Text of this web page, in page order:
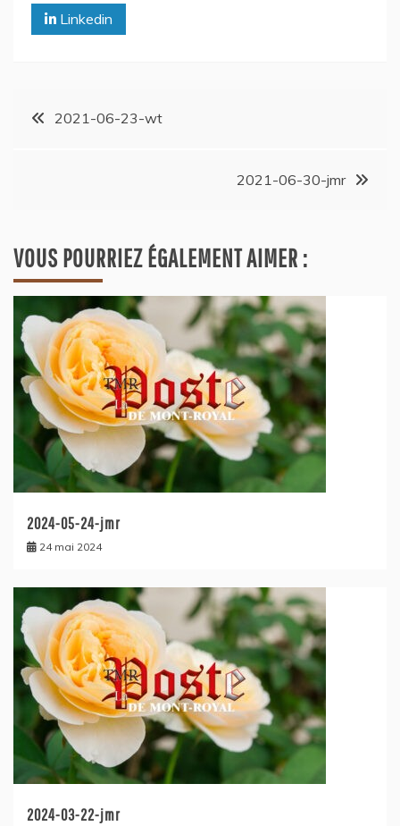
Linkedin
2021-06-23-wt
2021-06-30-jmr
VOUS POURRIEZ ÉGALEMENT AIMER :
2024-05-24-jmr
24 mai 2024
2024-03-22-jmr